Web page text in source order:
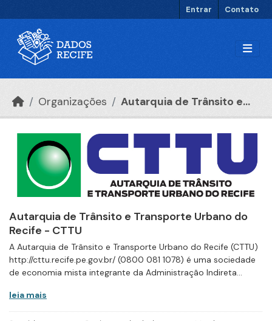
Entrar Contato
Organizações Autarquia de Trânsito e...
Autarquia de Trânsito e Transporte Urbano do
Recife - CTTU
A Autarquia de Trânsito e Transporte Urbano do Recife (CTTU)
http://cttu.recife.pe.gov.br/ (0800 081 1078) é uma sociedade
de economia mista integrante da Administração Indireta...
leia mais